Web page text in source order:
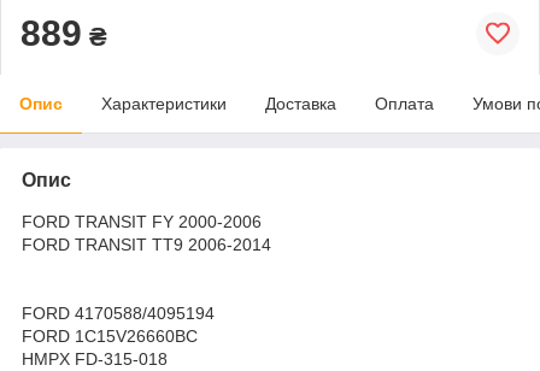
889 ₴
Опис Характеристики Доставка Оплата Умови
Опис
FORD TRANSIT FY 2000-2006
FORD TRANSIT TT9 2006-2014
FORD 4170588/4095194
FORD 1C15V26660BC
HMPX FD-315-018